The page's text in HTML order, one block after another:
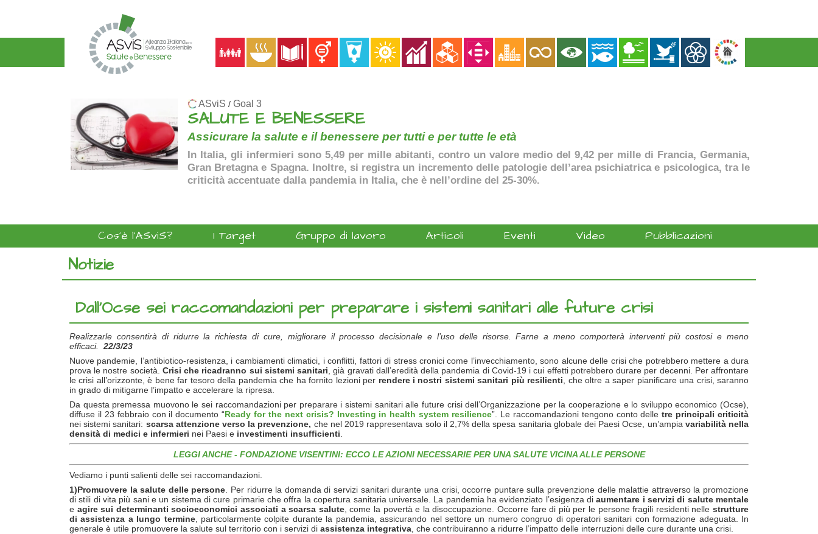
ASviS / Goal 3
SALUTE E BENESSERE
Assicurare la salute e il benessere per tutti e per tutte le età
In Italia, gli infermieri sono 5,49 per mille abitanti, contro un valore medio del 9,42 per mille di Francia, Germania,
Gran Bretagna e Spagna. Inoltre, si registra un incremento delle patologie dell’area psichiatrica e psicologica, tra le
criticità accentuate dalla pandemia in Italia, che è nell’ordine del 25-30%.
Cos'è l'ASviS? I Target Gruppo di lavoro Articoli Eventi Video Pubblicazioni
Notizie
Dall’Ocse sei raccomandazioni per preparare i sistemi sanitari alle future crisi
Realizzarle consentirà di ridurre la richiesta di cure, migliorare il processo decisionale e l’uso delle risorse. Farne a meno comporterà interventi più costosi e meno
efficaci. 22/3/23
Nuove pandemie, l’antibiotico-resistenza, i cambiamenti climatici, i conflitti, fattori di stress cronici come l’invecchiamento, sono alcune delle crisi che potrebbero mettere a dura
prova le nostre società. Crisi che ricadranno sui sistemi sanitari , già gravati dall’eredità della pandemia di Covid-19 i cui effetti potrebbero durare per decenni. Per affrontare
le crisi all’orizzonte, è bene far tesoro della pandemia che ha fornito lezioni per rendere i nostri sistemi sanitari più resilienti , che oltre a saper pianificare una crisi, saranno
in grado di mitigarne l’impatto e accelerare la ripresa.
Da questa premessa muovono le sei raccomandazioni per preparare i sistemi sanitari alle future crisi dell’Organizzazione per la cooperazione e lo sviluppo economico (Ocse),
diffuse il 23 febbraio con il documento “Ready for the next crisis? Investing in health system resilience”. Le raccomandazioni tengono conto delletre principali criticità
nei sistemi sanitari: scarsa attenzione verso la prevenzione, che nel 2019 rappresentava solo il 2,7% della spesa sanitaria globale dei Paesi Ocse, un’ampia variabilità nella
densità di medici e infermieri nei Paesi e investimenti insufficienti
LEGGI ANCHE - FONDAZIONE VISENTINI: ECCO LE AZIONI NECESSARIE PER UNA SALUTE VICINA ALLE PERSONE
Vediamo i punti salienti delle sei raccomandazioni.
1)Promuovere la salute delle persone . Per ridurre la domanda di servizi sanitari durante una crisi, occorre puntare sulla prevenzione delle malattie attraverso la promozione
di stili di vita più sani e un sistema di cure primarie che offra la copertura sanitaria universale. La pandemia ha evidenziato l’esigenza diaumentare i servizi di salute mentale
e agire sui determinanti socioeconomici associati a scarsa salute, come la povertà e la disoccupazione. Occorre fare di più per le persone fragili residenti nellestrutture
di assistenza a lungo termine, particolarmente colpite durante la pandemia, assicurando nel settore un numero congruo di operatori sanitari con formazione adeguata. In
generale è utile promuovere la salute sul territorio con i servizi di assistenza integrativa , che contribuiranno a ridurre l’impatto delle interruzioni delle cure durante una crisi.